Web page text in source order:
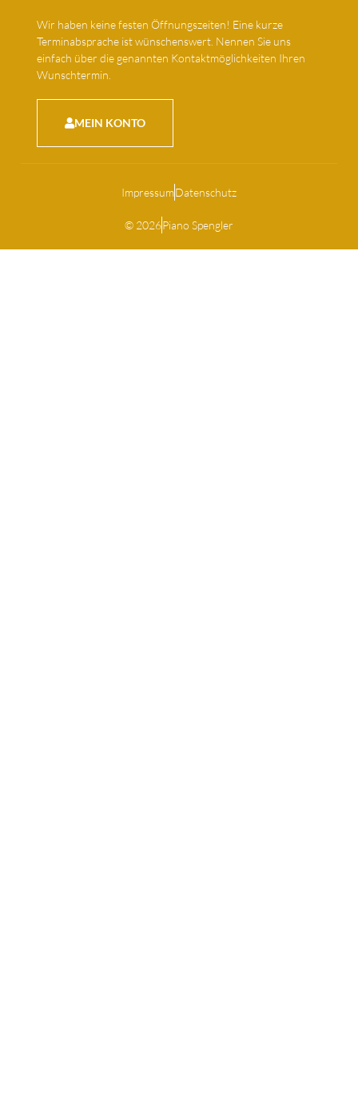
Wir haben keine festen Öffnungszeiten! Eine kurze
Terminabsprache ist wünschenswert. Nennen Sie uns
einfach über die genannten Kontaktmöglichkeiten Ihren
Wunschtermin.
MEIN KONTO
ImpressumDatenschutz
© 2026Piano Spengler